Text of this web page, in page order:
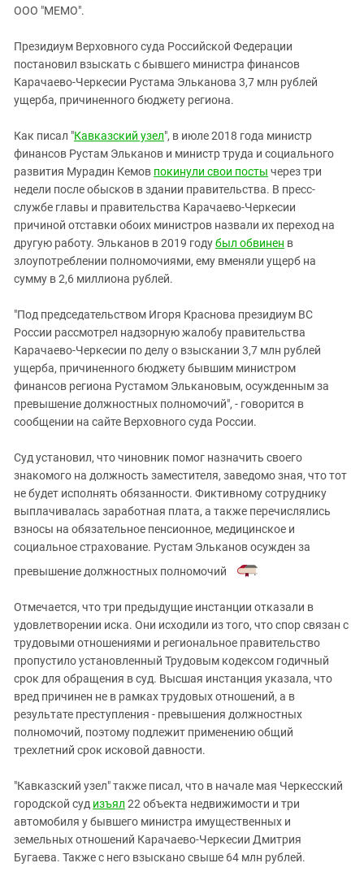
ИНАКОМЫСЛИЕ В ЧЕЧНЕ
ПРЕСЛЕДОВАНИЕ АКТИВИСТОВ
МОБИЛИЗАЦИЯ И ПРОТЕСТЫ
Дагестан
Кабардино-Балкария
Калмыкия
Краснодарский край
Нагорный Карабах
Российская Федерация
Ростовская область
Северная Осетия - Алания
СКФО
Чечня
Южная Осетия
Южный Кавказ
ЮФО
ООО "МЕМО".
Президиум Верховного суда Российской Федерации
постановил взыскать с бывшего министра финансов
Карачаево-Черкесии Рустама Эльканова 3,7 млн рублей
ущерба, причиненного бюджету региона.
Как писал "Кавказский узел", в июле 2018 года министр
финансов Рустам Эльканов и министр труда и социального
развития Мурадин Кемов покинули свои посты через три
недели после обысков в здании правительства. В пресс-
службе главы и правительства Карачаево-Черкесии
причиной отставки обоих министров назвали их переход на
другую работу. Эльканов в 2019 годубыл обвинен в
злоупотреблении полномочиями, ему вменяли ущерб на
сумму в 2,6 миллиона рублей.
"Под председательством Игоря Краснова президиум ВС
России рассмотрел надзорную жалобу правительства
Карачаево-Черкесии по делу о взыскании 3,7 млн рублей
ущерба, причиненного бюджету бывшим министром
финансов региона Рустамом Элькановым, осужденным за
превышение должностных полномочий", - говорится в
сообщении на сайте Верховного суда России.
Суд установил, что чиновник помог назначить своего
знакомого на должность заместителя, заведомо зная, что тот
не будет исполнять обязанности. Фиктивному сотруднику
выплачивалась заработная плата, а также перечислялись
взносы на обязательное пенсионное, медицинское и
социальное страхование. Рустам Эльканов осужден за
превышение должностных полномочий
.
Отмечается, что три предыдущие инстанции отказали в
удовлетворении иска. Они исходили из того, что спор связан с
трудовыми отношениями и региональное правительство
пропустило установленный Трудовым кодексом годичный
срок для обращения в суд. Высшая инстанция указала, что
вред причинен не в рамках трудовых отношений, а в
результате преступления - превышения должностных
полномочий, поэтому подлежит применению общий
трехлетний срок исковой давности.
"Кавказский узел" также писал, что в начале мая Черкесский
городской суд изъял 22 объекта недвижимости и три
автомобиля у бывшего министра имущественных и
земельных отношений Карачаево-Черкесии Дмитрия
Бугаева. Также с него взыcкано свыше 64 млн рублей.